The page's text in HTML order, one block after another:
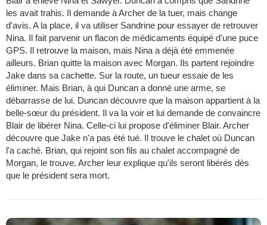
les avait trahis. Il demande à Archer de la tuer, mais change
d'avis. A la place, il va utiliser Sandrine pour essayer de retrouver
Nina. Il fait parvenir un flacon de médicaments équipé d'une puce
GPS. Il retrouve la maison, mais Nina a déjà été emmenée
ailleurs. Brian quitte la maison avec Morgan. Ils partent rejoindre
Jake dans sa cachette. Sur la route, un tueur essaie de les
éliminer. Mais Brian, à qui Duncan a donné une arme, se
débarrasse de lui. Duncan découvre que la maison appartient à la
belle-sœur du président. Il va la voir et lui demande de convaincre
Blair de libérer Nina. Celle-ci lui propose d'éliminer Blair. Archer
découvre que Jake n'a pas été tué. Il trouve le chalet où Duncan
l'a caché. Brian, qui rejoint son fils au chalet accompagné de
Morgan, le trouve. Archer leur explique qu'ils seront libérés dès
que le président sera mort.